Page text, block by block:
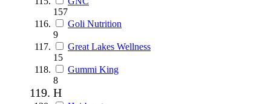
157
Goli Nutrition
9
Great Lakes Wellness
15
Gummi King
8
H